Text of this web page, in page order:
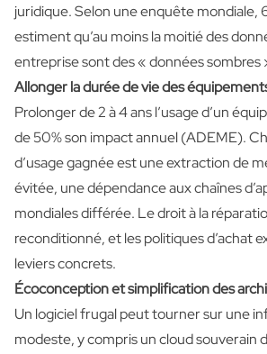
juridique. Selon une enquête mondiale,
estiment qu’au moins la moitié des
entreprise sont des « données sombres
Allonger la durée de vie des
Prolonger de 2 à 4 ans l’usage d’un
de 50% son impact annuel (ADEME).
d’usage gagnée est une extraction de
évitée, une dépendance aux chaînes
mondiales différée. Le droit à la
reconditionné, et les politiques d’achat
leviers concrets.
Écoconception et simplification des
Un logiciel frugal peut tourner sur une
modeste, y compris un cloud souverain